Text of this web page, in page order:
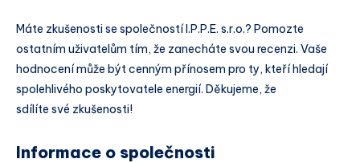
Máte zkušenosti se společností I.P.P.E. s.r.o.? Pomozte
ostatním uživatelům tím, že zanecháte svou recenzi. Vaše
hodnocení může být cenným přínosem pro ty, kteří hledají
spolehlivého poskytovatele energií. Děkujeme, že
sdílíte své zkušenosti!
Informace o společnosti